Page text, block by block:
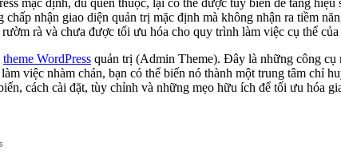
mặc định, dù quen thuộc, lại có thể được tùy biến để tăng
nhận giao diện quản trị mặc định mà không nhận ra tiềm
rà và chưa được tối ưu hóa cho quy trình làm việc cụ thể
theme WordPress quản trị (Admin Theme). Đây là những công cụ
việc nhàm chán, bạn có thể biến nó thành một trung tâm chỉ
cách cài đặt, tùy chỉnh và những mẹo hữu ích để tối ưu hóa